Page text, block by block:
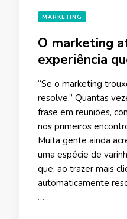
MARKETING
O marketing
experiência
“Se o marketing
resolve.” Quantas
frase em reuniões,
nos primeiros
Muita gente ainda
uma espécie de
que, ao trazer mais
automaticamente
…